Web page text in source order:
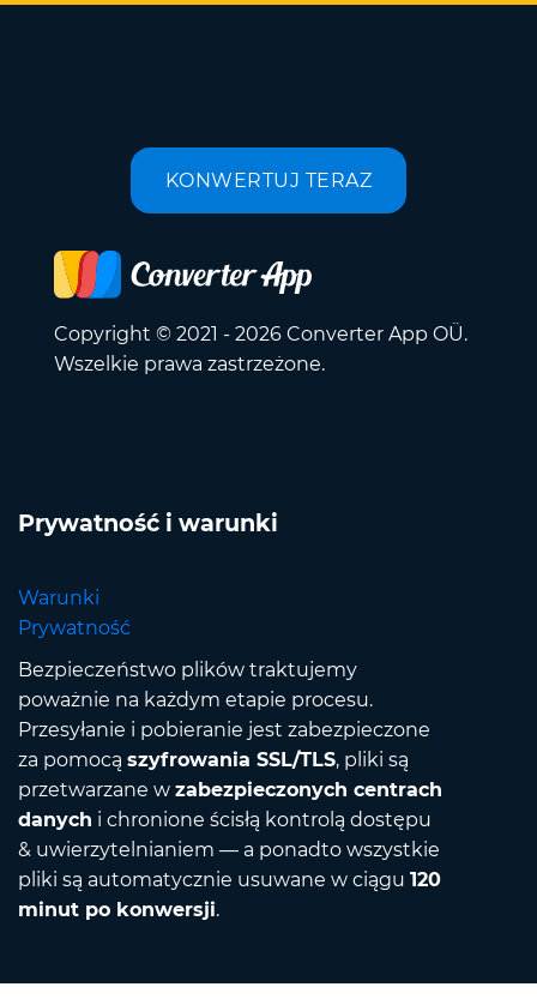
KONWERTUJ TERAZ
Copyright © 2021 - 2026 Converter App OÜ.
Wszelkie prawa zastrzeżone.
Prywatność i warunki
Warunki
Prywatność
Bezpieczeństwo plików traktujemy
poważnie na każdym etapie procesu.
Przesyłanie i pobieranie jest zabezpieczone
za pomocą szyfrowania SSL/TLS, pliki są
przetwarzane w zabezpieczonych centrach
danych i chronione ścisłą kontrolą dostępu
& uwierzytelnianiem — a ponadto wszystkie
pliki są automatycznie usuwane w ciągu 120
minut po konwersji.